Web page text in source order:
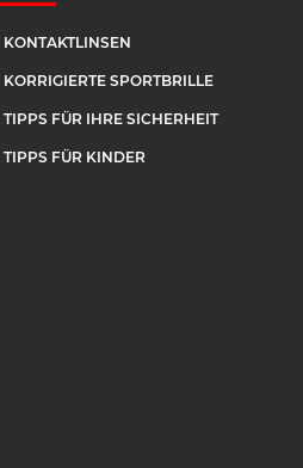
KONTAKTLINSEN
KORRIGIERTE SPORTBRILLE
TIPPS FÜR IHRE SICHERHEIT
TIPPS FÜR KINDER